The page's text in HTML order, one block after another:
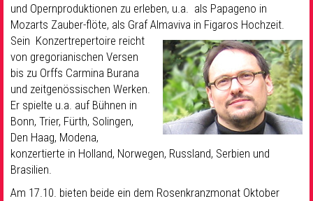
und Opernproduktionen zu erleben, u.a. als Papageno in
Mozarts Zauber-flöte, als Graf Almaviva in Figaros Hochzeit.
Sein Konzertrepertoire reicht
von gregorianischen Versen
bis zu Orffs Carmina Burana
und zeitgenössischen Werken.
Er spielte u.a. auf Bühnen in
Bonn, Trier, Fürth, Solingen,
Den Haag, Modena,
konzertierte in Holland, Norwegen, Russland, Serbien und
Brasilien.
Am 17.10. bieten beide ein dem Rosenkranzmonat Oktober